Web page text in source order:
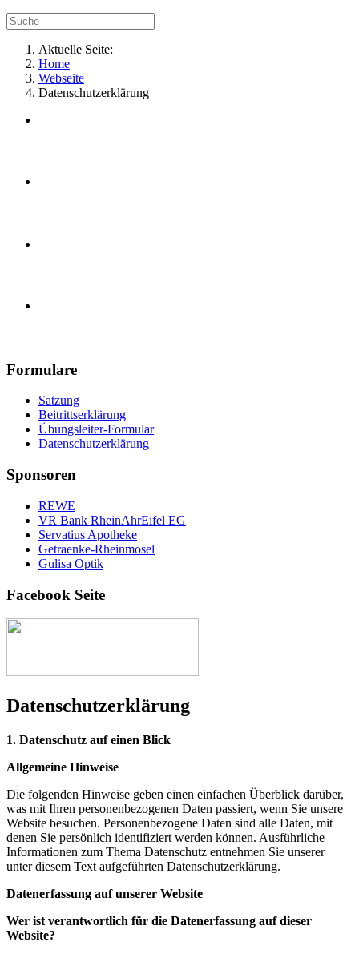
Aktuelle Seite:
Home
Webseite
Datenschutzerklärung
Formulare
Satzung
Beitrittserklärung
Übungsleiter-Formular
Datenschutzerklärung
Sponsoren
REWE
VR Bank RheinAhrEifel EG
Servatius Apotheke
Getraenke-Rheinmosel
Gulisa Optik
Facebook Seite
Datenschutzerklärung
1. Datenschutz auf einen Blick
Allgemeine Hinweise
Die folgenden Hinweise geben einen einfachen Überblick darüber,
was mit Ihren personenbezogenen Daten passiert, wenn Sie unsere
Website besuchen. Personenbezogene Daten sind alle Daten, mit
denen Sie persönlich identifiziert werden können. Ausführliche
Informationen zum Thema Datenschutz entnehmen Sie unserer
unter diesem Text aufgeführten Datenschutzerklärung.
Datenerfassung auf unserer Website
Wer ist verantwortlich für die Datenerfassung auf dieser
Website?